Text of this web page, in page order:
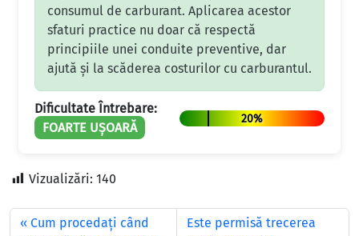
consumul de carburant. Aplicarea acestor
sfaturi practice nu doar că respectă
principiile unei conduite preventive, dar
ajută și la scăderea costurilor cu carburantul.
Dificultate Întrebare:
FOARTE UȘOARĂ
20%
Vizualizări: 140
Cum procedaţi când
Este permisă trecerea